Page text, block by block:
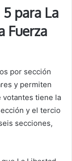
para La
Fuerza
por sección
y permiten
votantes tiene la
y el tercio
secciones,